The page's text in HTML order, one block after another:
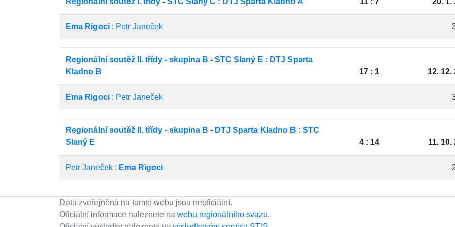
Ema Rigoci : Petr Janeček
Regionální soutěž II. třídy - skupina B - STC Slaný E : DTJ Sparta
Kladno B
17 : 1 12. 12.
Ema Rigoci : Petr Janeček
Regionální soutěž II. třídy - skupina B - DTJ Sparta Kladno B : STC
Slaný E
4 : 14 11. 10.
Petr Janeček : Ema Rigoci
Data zveřejněná na tomto webu jsou neoficiální.
Oficiální informace naleznete na webu regionálního svazu.